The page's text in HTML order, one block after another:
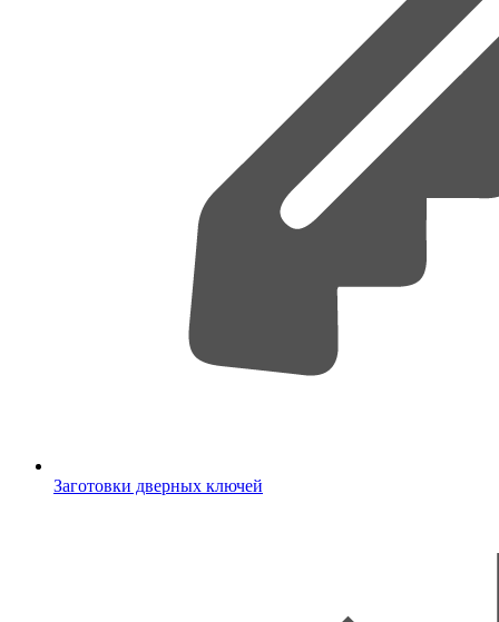
Заготовки дверных ключей